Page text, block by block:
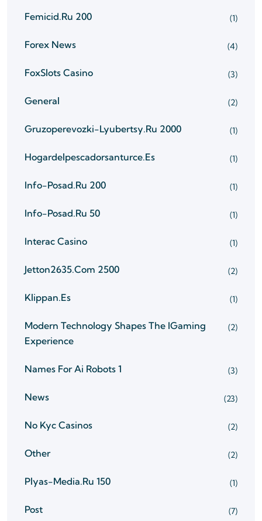
Femicid.ru 200 (1)
Forex News (4)
FoxSlots Casino (3)
General (2)
Gruzoperevozki-Lyubertsy.ru 2000 (1)
Hogardelpescadorsanturce.es (1)
Info-Posad.ru 200 (1)
Info-Posad.ru 50 (1)
Interac Casino (1)
Jetton2635.com 2500 (2)
Klippan.es (1)
Modern Technology Shapes The IGaming
Experience
(2)
Names For Ai Robots 1 (3)
News (23)
No Kyc Casinos (2)
Other (2)
Plyas-Media.ru 150 (1)
Post (7)